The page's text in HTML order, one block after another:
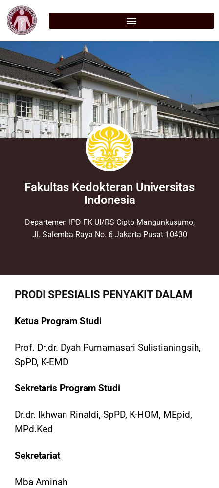
Fakultas Kedokteran Universitas
Indonesia
Departemen IPD FK UI/RS Cipto Mangunkusumo,
Jl. Salemba Raya No. 6 Jakarta Pusat 10430
PRODI SPESIALIS PENYAKIT DALAM
Ketua Program Studi
Prof. Dr.dr. Dyah Purnamasari Sulistianingsih,
SpPD, K-EMD
Sekretaris Program Studi
Dr.dr. Ikhwan Rinaldi, SpPD, K-HOM, MEpid,
MPd.Ked
Sekretariat
Mba Aminah